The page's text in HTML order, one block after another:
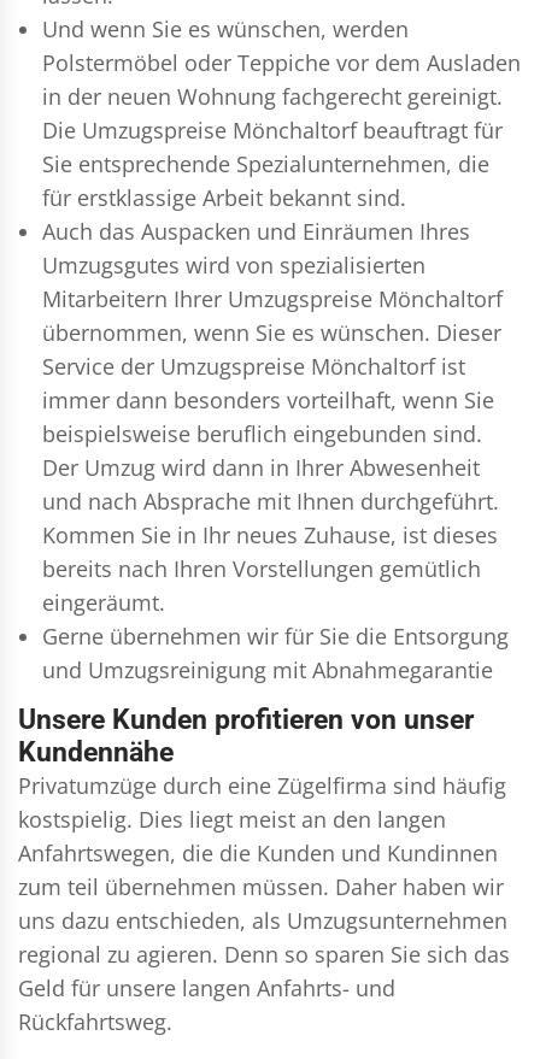
Und wenn Sie es wünschen, werden
Polstermöbel oder Teppiche vor dem Ausladen
in der neuen Wohnung fachgerecht gereinigt.
Die Umzugspreise Mönchaltorf beauftragt für
Sie entsprechende Spezialunternehmen, die
für erstklassige Arbeit bekannt sind.
Auch das Auspacken und Einräumen Ihres
Umzugsgutes wird von spezialisierten
Mitarbeitern Ihrer Umzugspreise Mönchaltorf
übernommen, wenn Sie es wünschen. Dieser
Service der Umzugspreise Mönchaltorf ist
immer dann besonders vorteilhaft, wenn Sie
beispielsweise beruflich eingebunden sind.
Der Umzug wird dann in Ihrer Abwesenheit
und nach Absprache mit Ihnen durchgeführt.
Kommen Sie in Ihr neues Zuhause, ist dieses
bereits nach Ihren Vorstellungen gemütlich
eingeräumt.
Gerne übernehmen wir für Sie die Entsorgung
und Umzugsreinigung mit Abnahmegarantie
Unsere Kunden profitieren von unser
Kundennähe
Privatumzüge durch eine Zügelfirma sind häufig
kostspielig. Dies liegt meist an den langen
Anfahrtswegen, die die Kunden und Kundinnen
zum teil übernehmen müssen. Daher haben wir
uns dazu entschieden, als Umzugsunternehmen
regional zu agieren. Denn so sparen Sie sich das
Geld für unsere langen Anfahrts- und
Rückfahrtsweg.